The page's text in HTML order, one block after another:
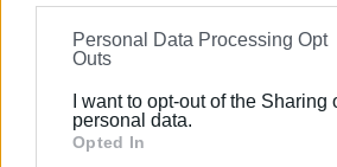
information may also be disclosed
on theIAB’s List of Downstream
further disclose it to other third
Please note that this website/app
Google services and may gather
Personal Data Processing Opt
Outs
I want to opt-out of the Sharing
personal data.
Opted In
Ακολουθήστε το enimerosi στο